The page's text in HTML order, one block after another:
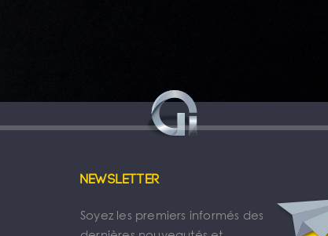
Newsletter
Soyez les premiers informés des